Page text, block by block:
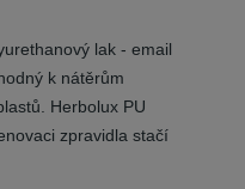
lak - email
k nátěrům
Herbolux PU
zpravidla stačí